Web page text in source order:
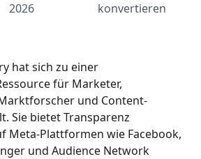
2026
konvertieren
hat sich zu einer
für Marketer,
und Content-
Sie bietet Transparenz
Meta-Plattformen wie Facebook,
und Audience Network